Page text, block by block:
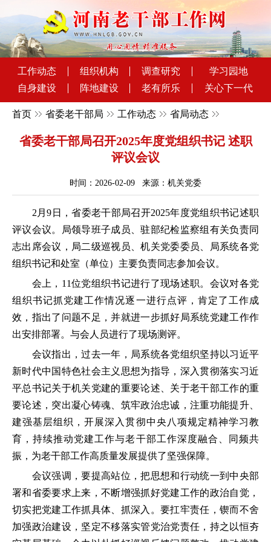
工作动态 组织机构 调查研究
学习园地
自身建设
阵地建设 老有所乐 关心下一代
首页 省委老干部局 工作动态 省局动态
省委老干部局召开2025年度党组织书记 述职
评议会议
时间：2026-02-09 来源：机关党委
2月9日，省委老干部局召开2025年度党组织书记述职
评议会议。局领导班子成员、驻部纪检监察组有关负责同
志出席会议，局二级巡视员、机关党委委员、局系统各党
组织书记和处室（单位）主要负责同志参加会议。
会上，11位党组织书记进行了现场述职。会议对各党
组织书记抓党建工作情况逐一进行点评，肯定了工作成
效，指出了问题不足，并就进一步抓好局系统党建工作作
出安排部署。与会人员进行了现场测评。
会议指出，过去一年，局系统各党组织坚持以习近平
新时代中国特色社会主义思想为指导，深入贯彻落实习近
平总书记关于机关党建的重要论述、关于老干部工作的重
要论述，突出凝心铸魂、筑牢政治忠诚，注重功能提升、
建强基层组织，开展深入贯彻中央八项规定精神学习教
育，持续推动党建工作与老干部工作深度融合、同频共
振，为老干部工作高质量发展提供了坚强保障。
会议强调，要提高站位，把思想和行动统一到中央部
署和省委要求上来，不断增强抓好党建工作的政治自觉，
切实把党建工作抓具体、抓深入。要扛牢责任，锲而不舍
加强政治建设，坚定不移落实管党治党责任，持之以恒夯